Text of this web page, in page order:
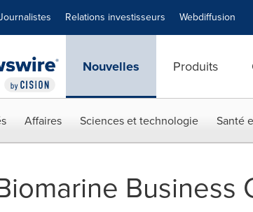
Relations investisseurs Webdiffusion
Nouvelles Produits
Affaires Sciences et technologie Santé
Business